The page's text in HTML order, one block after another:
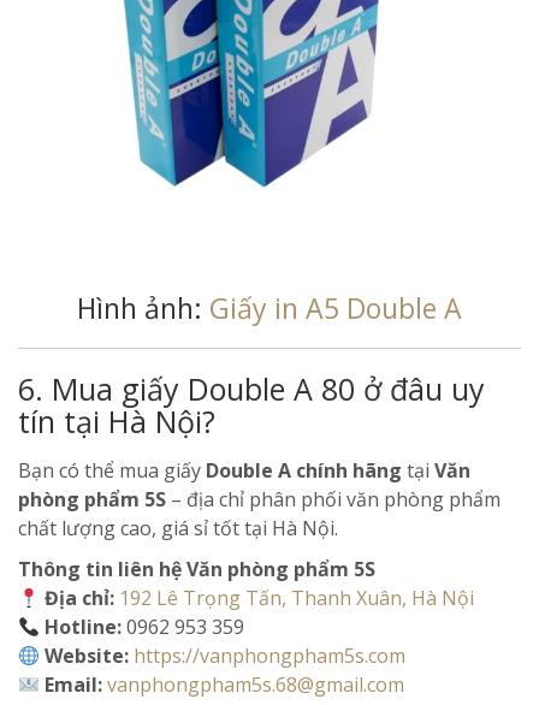
Hình ảnh: Giấy in A5 Double A
6. Mua giấy Double A 80 ở đâu uy
tín tại Hà Nội?
Bạn có thể mua giấy Double A chính hãng tại Văn
phòng phẩm 5S – địa chỉ phân phối văn phòng phẩm
chất lượng cao, giá sỉ tốt tại Hà Nội.
Thông tin liên hệ Văn phòng phẩm 5S
Địa chỉ: 192 Lê Trọng Tấn, Thanh Xuân, Hà Nội
Hotline:0962 953 359
Website: https://vanphongpham5s.com
Email:vanphongpham5s.68@gmail.com